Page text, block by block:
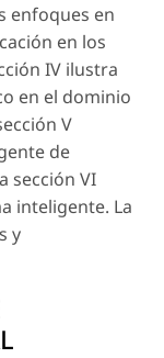
enfoques en
en los
IV ilustra
en el dominio
V
de
sección VI
inteligente. La
y